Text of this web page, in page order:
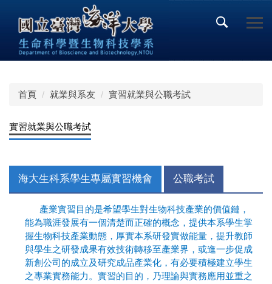
內
首頁 就業與系友 實習就業與公職考試
實習就業與公職考試
海大生科系學生專屬實習機會 公職考試
產業實習目的是希望學生對生物科技產業的價值鏈，
能為職涯發展有一個清楚而正確的概念，提供本系學生掌
握生物科技產業動態，厚實本系研發實做能量，提升教師
與學生之研發成果有效技術轉移至產業界，或進一步促成
新創公司的成立及研究成品產業化，有必要積極建立學生
之專業實務能力。實習的目的，乃理論與實務應用並重之